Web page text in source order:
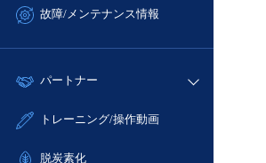
管理機能
サポート
管理機能
すべてのメニューを見る
ネットワーク
サポート
すべてのメニューを見る
- 初期設定・確認
- ユーザー機能の管理
- APIリファレンス
- バックアップ
- IoT
- ITインフラストラクチャー
故障/メンテナンス情報
サービス稼働状況
故障/メンテナンス履歴
定期メンテナンス
パートナー
販売パートナー向けプログラム
トレーニング/操作動画
脱炭素化